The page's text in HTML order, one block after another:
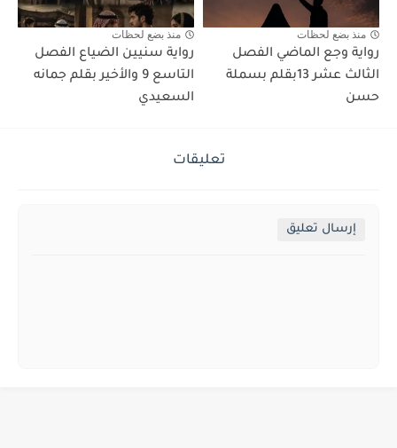
منذ بضع لحظات
رواية وجع الماضي الفصل
الثالث عشر 13بقلم بسملة
حسن
منذ بضع لحظات
رواية سنيين الضياع الفصل
التاسع 9 والأخير بقلم جمانه
السعيدي
تعليقات
إرسال تعليق